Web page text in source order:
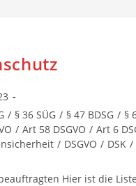
/ § 36 SÜG / § 47 BDSG / §
/ Art 58 DSGVO / Art 6
/ DSGVO / DSK /
Hier ist die